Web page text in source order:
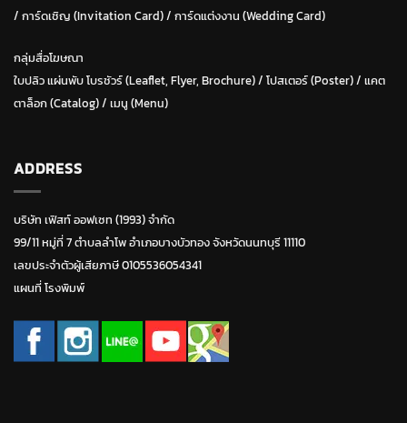
/ การ์ดเชิญ (Invitation Card)/ การ์ดแต่งงาน (Wedding Card)
กลุ่มสื่อโฆษณา
ใบปลิว แผ่นพับ โบรชัวร์ (Leaflet, Flyer, Brochure)/ โปสเตอร์ (Poster) / แคต
ตาล็อก (Catalog)/ เมนู (Menu)
ADDRESS
บริษัท เฟิสท์ ออฟเซท (1993) จำกัด
99/11 หมู่ที่ 7 ตำบลลำโพ อำเภอบางบัวทอง จังหวัดนนทบุรี 11110
เลขประจำตัวผู้เสียภาษี 0105536054341
แผนที่ โรงพิมพ์